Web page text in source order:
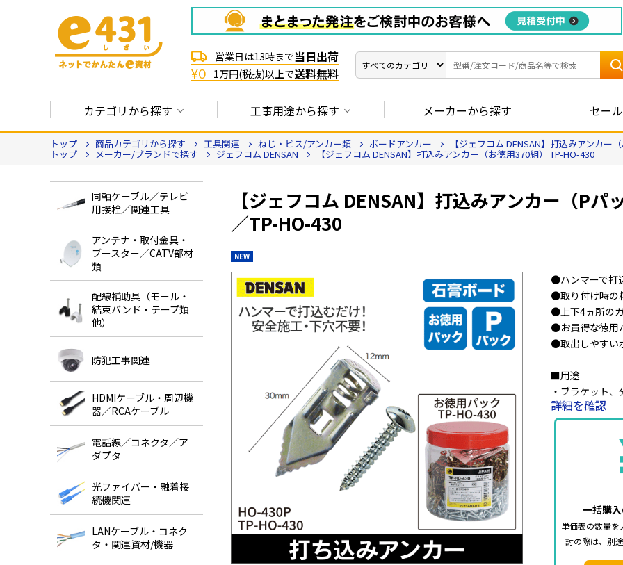
営業日は13時まで当日出荷
¥0 1万円(税抜)以上で送料無料
カテゴリから探す 工事用途から探す メーカーから探す セー
トップ 商品カテゴリから探す 工具関連 ねじ・ビス/アンカー類 ボードアンカー 【ジェフコム DENSAN】打込みアンカー
トップ メーカー/ブランドで探す ジェフコム DENSAN 【ジェフコム DENSAN】打込みアンカー（お徳用370組） TP-HO-430
同軸ケーブル／テレビ
用接栓／関連工具
アンテナ・取付金具・
ブースター／CATV部材
類
配線補助具（モール・
結束バンド・テープ類
他）
防犯工事関連
HDMIケーブル・周辺機
器／RCAケーブル
電話線／コネクタ／ア
ダプタ
光ファイバー・融着接
続機関連
LANケーブル・コネク
タ・関連資材/機器
【ジェフコム DENSAN】打込みアンカー（P
／TP-HO-430
NEW
●ハンマーで打
●取り付け時の
●上下4ヵ所の
●お買得な徳用
●取出しやすい
■用途
・ブラケット
ド、電話機等の
・本体サイ
詳細を確認
一括購
単価表の数量を
討の際は、別